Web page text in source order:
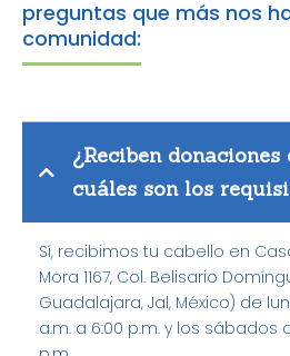
preguntas que más nos
comunidad:
¿Reciben donaciones
cuáles son los
Sí, recibimos tu cabello en
Mora 1167, Col. Belisario
Guadalajara, Jal, México) de
a.m. a 6:00 p.m. y los sábados